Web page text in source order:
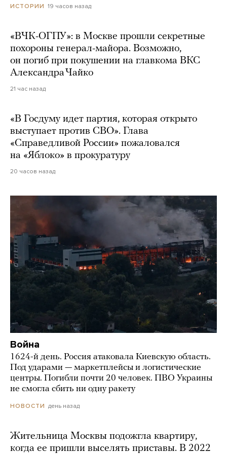
ИСТОРИИ 19 часов назад
«ВЧК-ОГПУ»: в Москве прошли секретные
похороны генерал-майора. Возможно,
он погиб при покушении на главкома ВКС
Александра Чайко
21 час назад
«В Госдуму идет партия, которая открыто
выступает против СВО». Глава
«Справедливой России» пожаловался
на «Яблоко» в прокуратуру
20 часов назад
Война
1624-й день. Россия атаковала Киевскую область.
Под ударами — маркетплейсы и логистические
центры. Погибли почти 20 человек. ПВО Украины
не смогла сбить ни одну ракету
НОВОСТИ день назад
Жительница Москвы подожгла квартиру,
когда ее пришли выселять приставы. В 2022